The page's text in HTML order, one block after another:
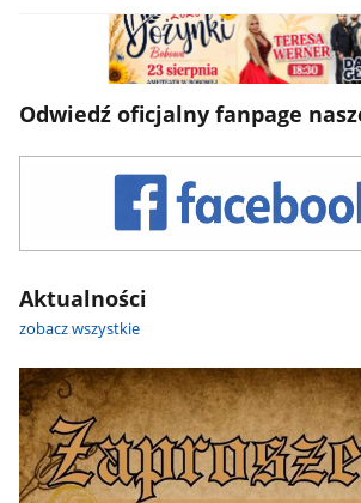
Odwiedź oficjalny fanpage
Aktualności
zobacz wszystkie